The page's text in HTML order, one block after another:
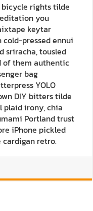
rights tilde
you
keytar
cold-pressed ennui
sriracha, tousled
of them authentic
bag
YOLO
DIY bitters tilde
plaid irony, chia
Portland trust
iPhone pickled
cardigan retro.